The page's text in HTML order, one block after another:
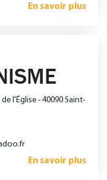
En savoir plus
l'Église - 40090 Saint-
En savoir plus